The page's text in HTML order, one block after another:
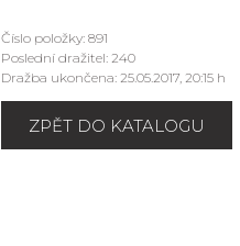
Číslo položky: 891
Poslední dražitel: 240
Dražba ukončena: 25.05.2017, 20:15 h
ZPĚT DO KATALOGU